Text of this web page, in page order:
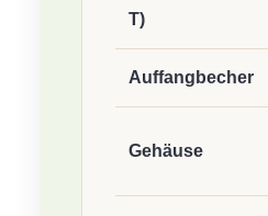
T)
Auffangbecher
Gehäuse